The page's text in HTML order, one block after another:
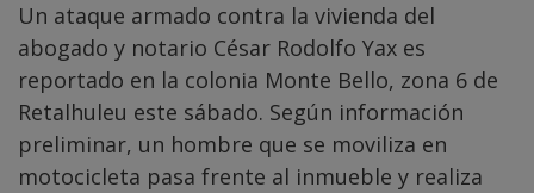
Un ataque armado contra la vivienda del
abogado y notario César Rodolfo Yax es
reportado en la colonia Monte Bello, zona 6 de
Retalhuleu este sábado. Según información
preliminar, un hombre que se moviliza en
motocicleta pasa frente al inmueble y realiza